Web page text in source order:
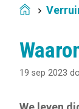
Home
19 sep 2023